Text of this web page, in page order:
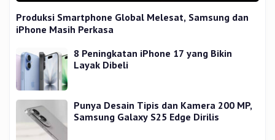
Produksi Smartphone Global Melesat, Samsung dan
iPhone Masih Perkasa
8 Peningkatan iPhone 17 yang Bikin
Layak Dibeli
Punya Desain Tipis dan Kamera 200 MP,
Samsung Galaxy S25 Edge Dirilis